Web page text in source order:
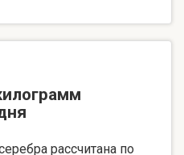
рассчитана по